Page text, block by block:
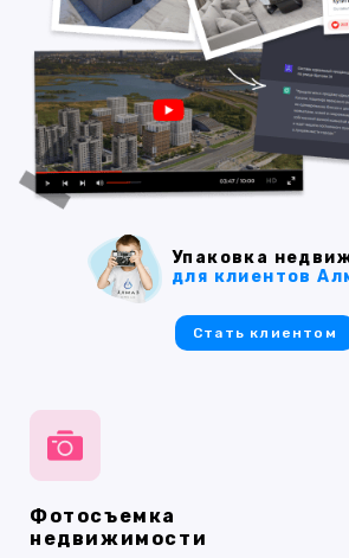
Фотосъемка
недвижимости
Упаковка
для клиентов
Стать клиентом